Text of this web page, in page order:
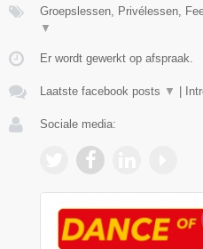
Groepslessen, Privélessen,
▼
Er wordt gewerkt op afspraak.
Laatste facebook posts ▼ |
Sociale media: